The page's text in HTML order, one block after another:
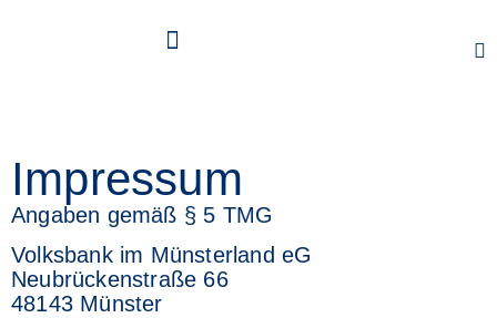
Impressum
Angaben gemäß § 5 TMG
Volksbank im Münsterland eG
Neubrückenstraße 66
48143 Münster